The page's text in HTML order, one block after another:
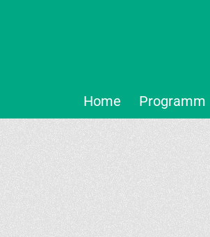
Home Programm